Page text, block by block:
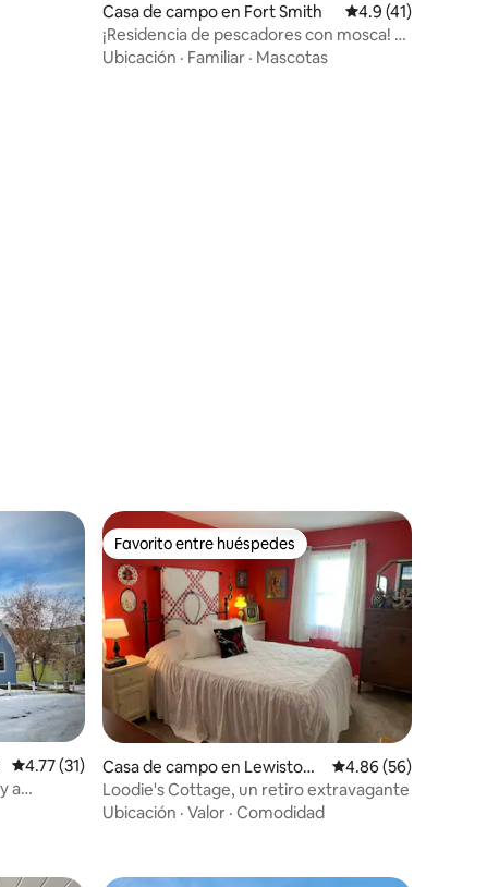
Casa de campo en Fort Smith Calificación
4.9 (41)
¡Residencia de pescadores con mosca! 3
dormitorios/2 baños, excelente
Ubicación · Familiar · Mascotas
Calificación promedio: 4.77 de 5; 31 evaluaciones
4.77 (31)
a
Favorito entre huéspedes
Favorito entre huéspedes
Casa de campo en Lewistow
n
Calificación
4.86 (56)
Loodie's Cottage, un retiro extravagante
Ubicación · Valor · Comodidad